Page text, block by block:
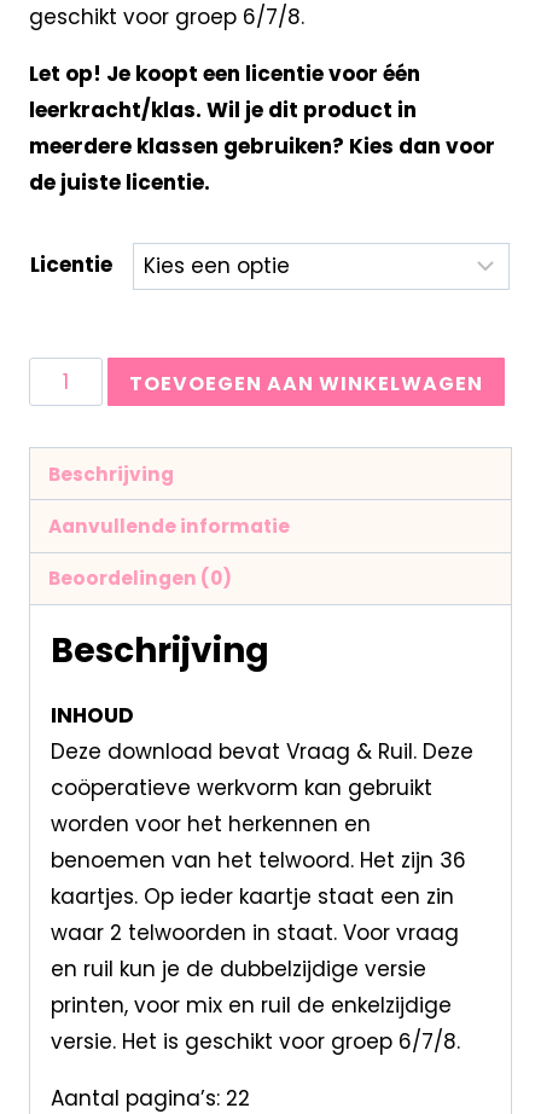
geschikt voor groep 6/7/8.
Let op! Je koopt een licentie voor één
leerkracht/klas. Wil je dit product in
meerdere klassen gebruiken? Kies dan voor
de juiste licentie.
Licentie
TOEVOEGEN AAN WINKELWAGEN
Beschrijving
Aanvullende informatie
Beoordelingen (0)
Beschrijving
INHOUD
Deze download bevat Vraag & Ruil. Deze
coöperatieve werkvorm kan gebruikt
worden voor het herkennen en
benoemen van het telwoord. Het zijn 36
kaartjes. Op ieder kaartje staat een zin
waar 2 telwoorden in staat. Voor vraag
en ruil kun je de dubbelzijdige versie
printen, voor mix en ruil de enkelzijdige
versie. Het is geschikt voor groep 6/7/8.
Aantal pagina’s: 22